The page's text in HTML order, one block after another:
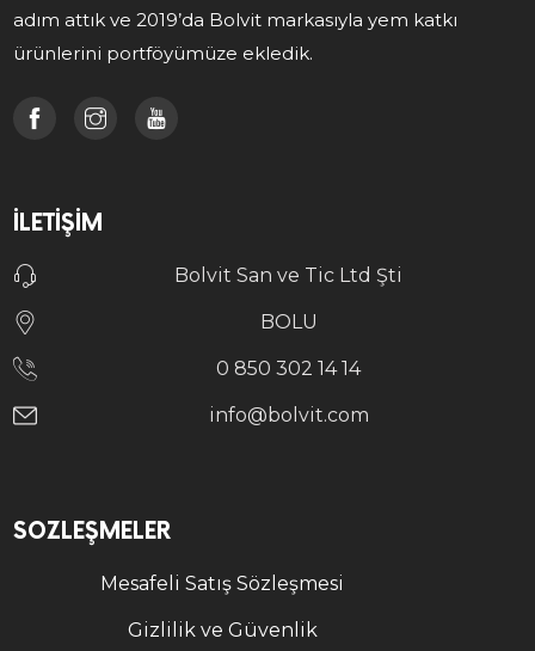
adım attık ve 2019’da Bolvit markasıyla yem katkı
ürünlerini portföyümüze ekledik.
İLETIŞIM
Bolvit San ve Tic Ltd Şti
BOLU
0 850 302 14 14
info@bolvit.com
SÖZLEŞMELER
Mesafeli Satış Sözleşmesi
Gizlilik ve Güvenlik